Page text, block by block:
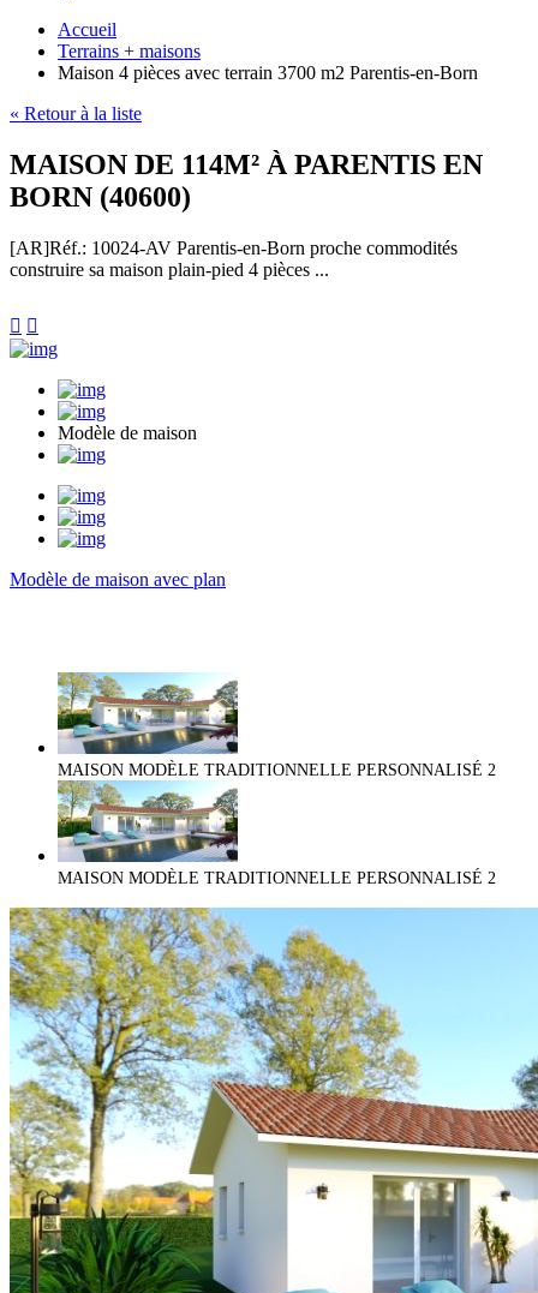
Accueil
Terrains + maisons
Maison 4 pièces avec terrain 3700 m2 Parentis-en-Born
« Retour à la liste
MAISON DE 114M² À PARENTIS EN
BORN (40600)
[AR]Réf.: 10024-AV Parentis-en-Born proche commodités
construire sa maison plain-pied 4 pièces ...
 
Modèle de maison
Modèle de maison avec plan
MAISON MODÈLE TRADITIONNELLE PERSONNALISÉ 2
MAISON MODÈLE TRADITIONNELLE PERSONNALISÉ 2